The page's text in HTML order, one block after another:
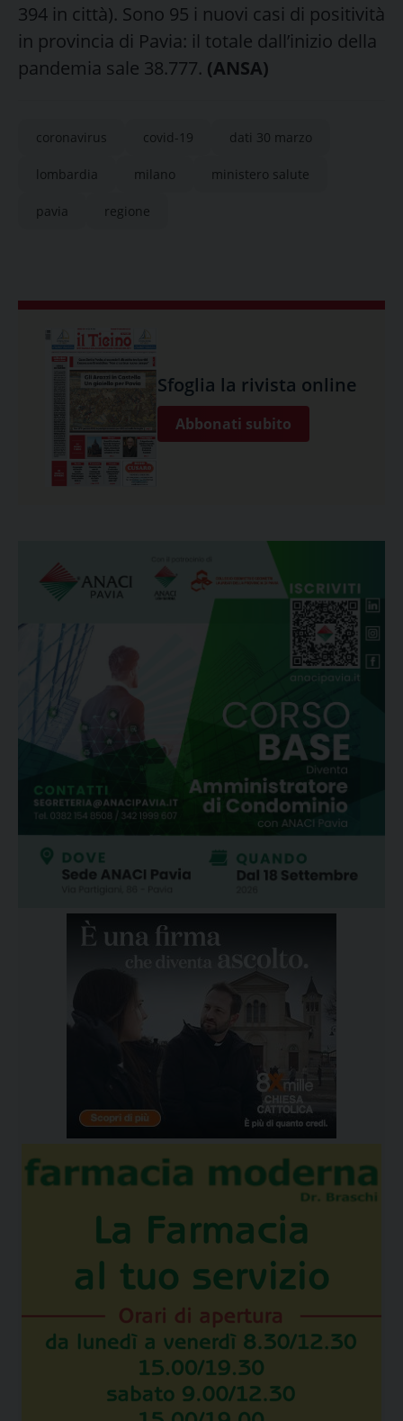
394 in città). Sono 95 i nuovi casi di positività
in provincia di Pavia: il totale dall’inizio della
pandemia sale 38.777. (ANSA)
coronavirus covid-19 dati 30 marzo
lombardia milano ministero salute
pavia regione
Sfoglia la rivista online
Abbonati subito